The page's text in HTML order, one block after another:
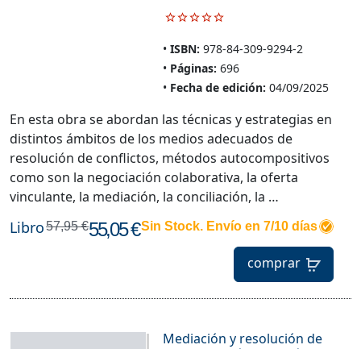
ISBN: 978-84-309-9294-2
Páginas: 696
Fecha de edición: 04/09/2025
Libro57,95 €55,05 €Sin Stock. Envío en 7/10 días
comprar
En esta obra se abordan las técnicas y estrategias en
distintos ámbitos de los medios adecuados de
resolución de conflictos, métodos autocompositivos
como son la negociación colaborativa, la oferta
vinculante, la mediación, la conciliación, la …
Mediación y resolución de